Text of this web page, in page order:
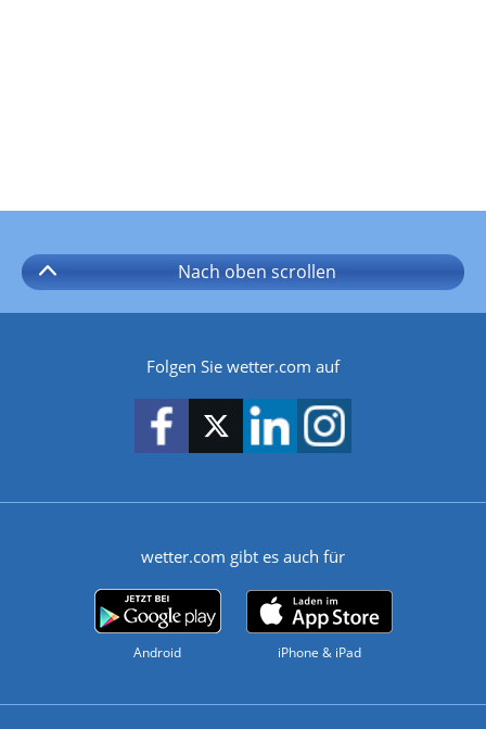
Nach oben scrollen
Folgen Sie wetter.com auf
wetter.com gibt es auch für
Android iPhone & iPad